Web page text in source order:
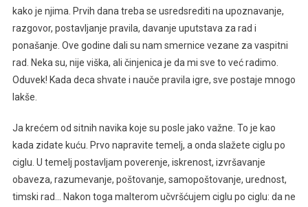
kako je njima. Prvih dana treba se usredsrediti na upoznavanje,
razgovor, postavljanje pravila, davanje uputstava za rad i
ponašanje. Ove godine dali su nam smernice vezane za vaspitni
rad. Neka su, nije viška, ali činjenica je da mi sve to već radimo.
Oduvek! Kada deca shvate i nauče pravila igre, sve postaje mnogo
lakše.
Ja krećem od sitnih navika koje su posle jako važne. To je kao
kada zidate kuću. Prvo napravite temelj, a onda slažete ciglu po
ciglu. U temelj postavljam poverenje, iskrenost, izvršavanje
obaveza, razumevanje, poštovanje, samopoštovanje, urednost,
timski rad… Nakon toga malterom učvršćujem ciglu po ciglu: da ne